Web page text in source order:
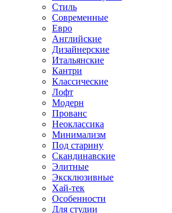
Стиль
Современные
Евро
Английские
Дизайнерские
Итальянские
Кантри
Классические
Лофт
Модерн
Прованс
Неоклассика
Минимализм
Под старину
Скандинавские
Элитные
Эксклюзивные
Хай-тек
Особенности
Для студии